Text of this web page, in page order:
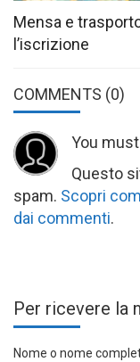
Mensa e
l’iscrizione
COMMENTS (0)
You
Questo
spam. Scopri
dai commenti.
Per ricevere la
Nome o nome